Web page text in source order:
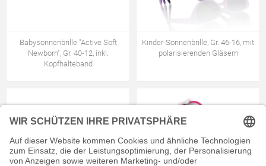
Babysonnenbrille "Active Soft
Newborn", Gr. 40-12, inkl.
Kopfhalteband
Kinder-Sonnenbrille, Gr. 46-16, mit
polarisierenden Gläsern